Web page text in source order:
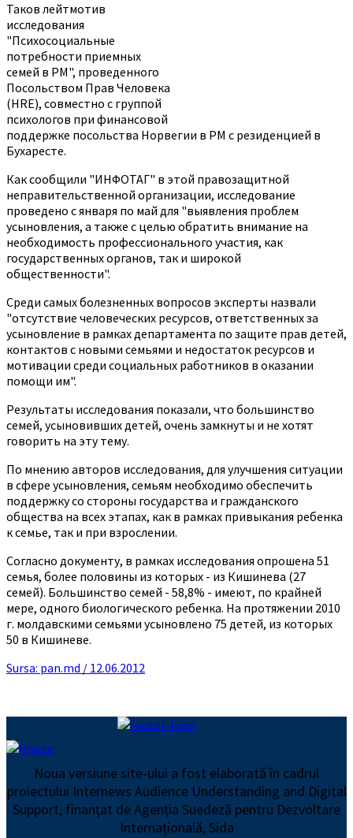
Таков лейтмотив
исследования
"Психосоциальные
потребности приемных
семей в РМ", проведенного
Посольством Прав Человека
(HRE), совместно с группой
психологов при финансовой
поддержке посольства Норвегии в РМ с резиденцией в
Бухаресте.
Как сообщили "ИНФОТАГ" в этой правозащитной
неправительственной организации, исследование
проведено с января по май для "выявления проблем
усыновления, а также с целью обратить внимание на
необходимость профессионального участия, как
государственных органов, так и широкой
общественности".
Среди самых болезненных вопросов эксперты назвали
"отсутствие человеческих ресурсов, ответственных за
усыновление в рамках департамента по защите прав детей,
контактов с новыми семьями и недостаток ресурсов и
мотивации среди социальных работников в оказании
помощи им".
Результаты исследования показали, что большинство
семей, усыновивших детей, очень замкнуты и не хотят
говорить на эту тему.
По мнению авторов исследования, для улучшения ситуации
в сфере усыновления, семьям необходимо обеспечить
поддержку со стороны государства и гражданского
общества на всех этапах, как в рамках привыкания ребенка
к семье, так и при взрослении.
Согласно документу, в рамках исследования опрошена 51
семья, более половины из которых - из Кишинева (27
семей). Большинство семей - 58,8% - имеют, по крайней
мере, одного биологического ребенка. На протяжении 2010
г. молдавскими семьями усыновлено 75 детей, из которых
50 в Кишиневе.
Sursa: pan.md / 12.06.2012
Noua versiune site-ului a fost elaborată în cadrul
proiectului Internews Audience Understanding and Digital
Support, finanţat de Agenția Suedeză pentru Dezvoltare
Internațională, Sida